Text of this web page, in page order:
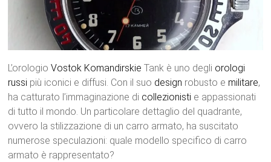
L’orologioVostok Komandirskie Tank è uno degli orologi
russi più iconici e diffusi. Con il suo design robusto e militare,
ha catturato l’immaginazione di collezionisti e appassionati
di tutto il mondo. Un particolare dettaglio del quadrante,
ovvero la stilizzazione di un carro armato, ha suscitato
numerose speculazioni: quale modello specifico di carro
armato è rappresentato?